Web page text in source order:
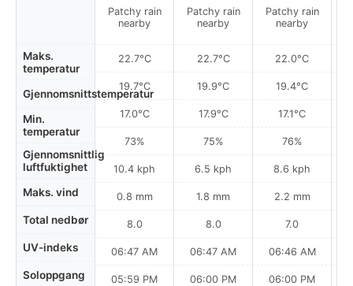
Maks.
temperatur
Gjennomsnittstemperatur
Min.
temperatur
Gjennomsnittlig
luftfuktighet
Maks. vind
Total nedbør
UV-indeks
Soloppgang
Patchy rain
nearby
22.7°C
19.7°C
17.0°C
73%
10.4 kph
0.8 mm
8.0
06:47 AM
05:59 PM
Patchy rain
nearby
22.7°C
19.9°C
17.9°C
75%
6.5 kph
1.8 mm
8.0
06:47 AM
06:00 PM
Patchy rain
nearby
22.0°C
19.4°C
17.1°C
76%
8.6 kph
2.2 mm
7.0
06:46 AM
06:00 PM